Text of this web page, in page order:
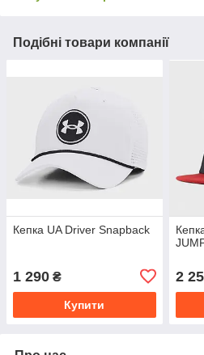
Подібні товари компанії
Кепка UA Driver Snapback
1 290 ₴
Купити
2